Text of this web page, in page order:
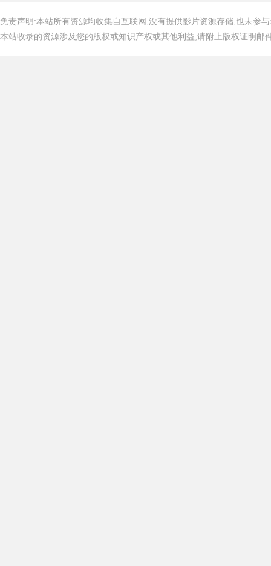
免责声明:本站所有资源均收集自互联网,没有提供影片资源存储,也未参
本站收录的资源涉及您的版权或知识产权或其他利益,请附上版权证明